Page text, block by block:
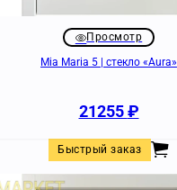
Просмотр
Mia Maria 5 | стекло «Aura»
21255₽
Быстрый заказ